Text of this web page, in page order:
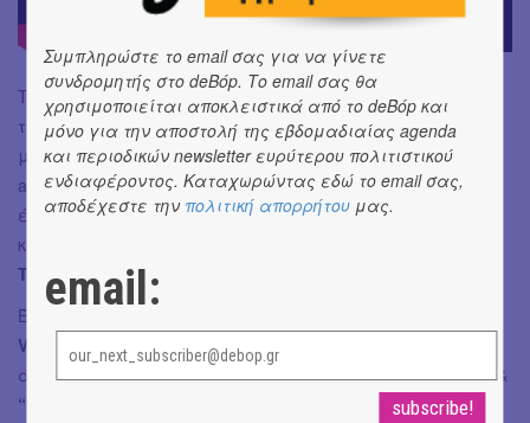
Το άλμπουμ γράφτηκε ανάμεσα στα αλλεπάλληλα
ταξίδια Λονδίνο-Αθήνα, σε συνεργασία με τον
μακροχρόνιο συνεργάτηTOTALWERK (Tom Wright). Το
artwork δημιουργήθηκε από τηLissyelle, φωτογράφο με
έδρα το Λος Άντζελες, η οποία έχει συνεργαστεί με
καλλιτέχνες όπως οι
Tate McRae.
Έχουν ήδη κυκλοφορήσει τρία singles:
Vara)
“Dolini” (ft. Tsolimon)
άλμπουμ ολοκληρώθηκε με τα τελικά single“iparksiako”&
“Katadiki”
, το τελευταίο εκ των δύο είναι και
Συμπληρώστε το email σας για να γίνετε
συνδρομητής στο deBόp. Το email σας θα
χρησιμοποιείται αποκλειστικά από το deBόp και
μόνο για την αποστολή της εβδομαδιαίας agenda
και περιοδικών newsletter ευρύτερου πολιτιστικού
ενδιαφέροντος. Καταχωρώντας εδώ το email σας,
αποδέχεστε την πολιτική απορρήτου μας.
email: